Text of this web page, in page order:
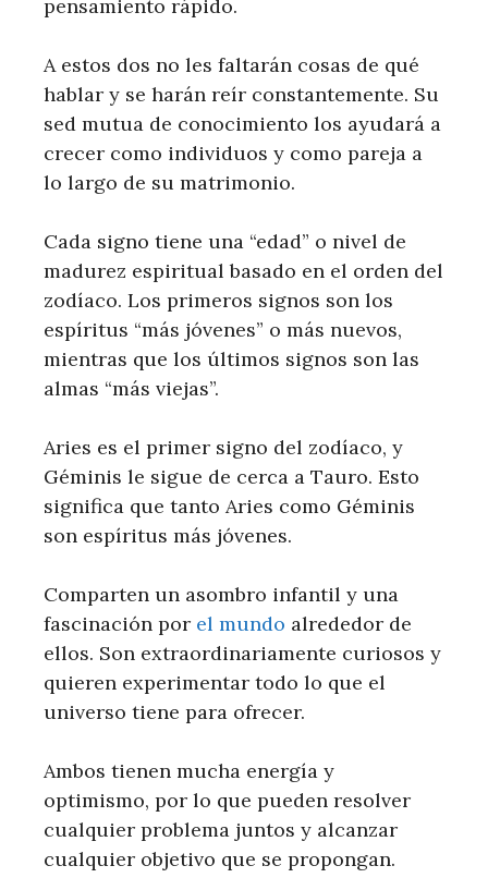
pensamiento rápido.
A estos dos no les faltarán cosas de qué
hablar y se harán reír constantemente. Su
sed mutua de conocimiento los ayudará a
crecer como individuos y como pareja a
lo largo de su matrimonio.
Cada signo tiene una “edad” o nivel de
madurez espiritual basado en el orden del
zodíaco. Los primeros signos son los
espíritus “más jóvenes” o más nuevos,
mientras que los últimos signos son las
almas “más viejas”.
Aries es el primer signo del zodíaco, y
Géminis le sigue de cerca a Tauro. Esto
significa que tanto Aries como Géminis
son espíritus más jóvenes.
Comparten un asombro infantil y una
fascinación por el mundo alrededor de
ellos. Son extraordinariamente curiosos y
quieren experimentar todo lo que el
universo tiene para ofrecer.
Ambos tienen mucha energía y
optimismo, por lo que pueden resolver
cualquier problema juntos y alcanzar
cualquier objetivo que se propongan.